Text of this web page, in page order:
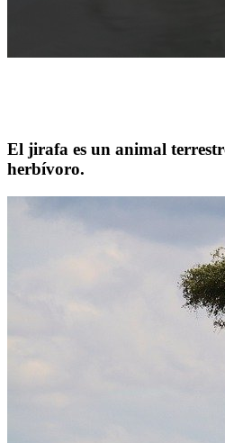
El jirafa es un animal
herbívoro.